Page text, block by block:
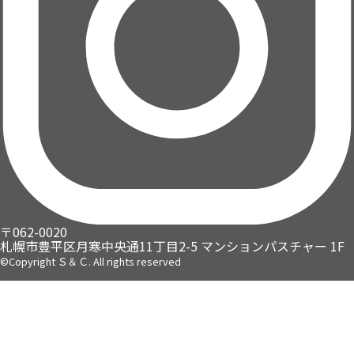
〒062-0020
札幌市豊平区月寒中央通11丁目2-5 マンションパスチャー 1F
©Copyright Ｓ＆Ｃ. All rights reserved